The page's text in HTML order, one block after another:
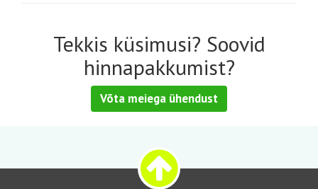
Tekkis küsimusi? Soovid
hinnapakkumist?
Võta meiega ühendust